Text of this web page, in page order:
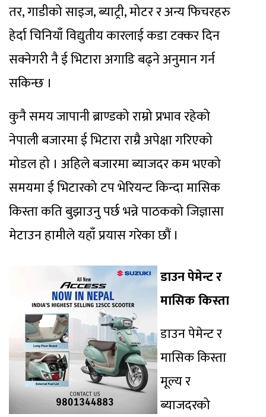
तर, गाडीको साइज, ब्याट्री, मोटर र अन्य फिचरहरु
हेर्दा चिनियाँ विद्युतीय कारलाई कडा टक्कर दिन
सक्नेगरी नै ई भिटारा अगाडि बढ्ने अनुमान गर्न
सकिन्छ ।
कुनै समय जापानी ब्राण्डको राम्रो प्रभाव रहेको
नेपाली बजारमा ई भिटारा राम्रै अपेक्षा गरिएको
मोडल हो । अहिले बजारमा ब्याजदर कम भएको
समयमा ई भिटारको टप भेरियन्ट किन्दा मासिक
किस्ता कति बुझाउनु पर्छ भन्ने पाठकको जिज्ञासा
मेटाउन हामीले यहाँ प्रयास गरेका छौं ।
डाउन पेमेन्ट र
मासिक किस्ता
डाउन पेमेन्ट र
मासिक किस्ता
मूल्य र
ब्याजदरको